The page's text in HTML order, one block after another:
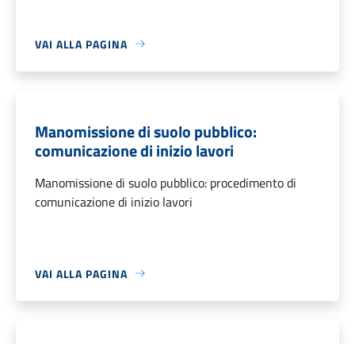
VAI ALLA PAGINA
Manomissione di suolo pubblico:
comunicazione di inizio lavori
Manomissione di suolo pubblico: procedimento di
comunicazione di inizio lavori
VAI ALLA PAGINA